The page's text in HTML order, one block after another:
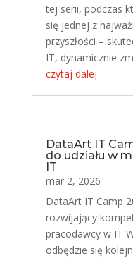
tej serii, podczas
się jednej z
przyszłości –
IT, dynamicznie
czytaj dalej
DataArt IT
do udziału w
IT
mar 2, 2026
DataArt IT Camp
rozwijający
pracodawcy w IT
odbędzie się